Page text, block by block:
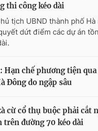
dưới mọi hình thức nếu
bản. Ghi rõ nguồn VTV.vn
thi công kéo dài
tịch UBND thành phố
dứt điểm các dự án
Hạn chế phương tiện
Đông do ngập sâu
cừ cổ thụ buộc phải cắt
trên đường 70 kéo dài